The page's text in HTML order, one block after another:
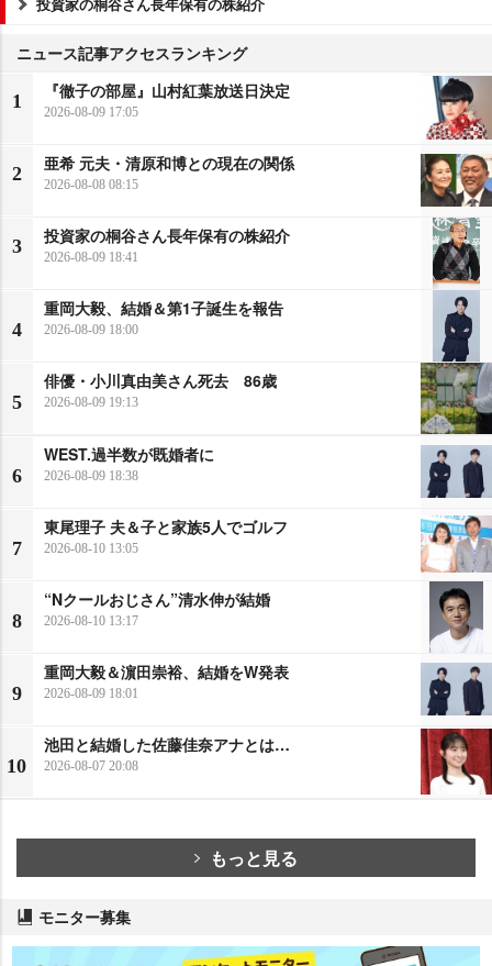
ニュース記事アクセスランキング
1
『徹子の部屋』山村紅葉放送日決定
2026-08-09 17:05
2
亜希 元夫・清原和博との現在の関係
2026-08-08 08:15
3
投資家の桐谷さん長年保有の株紹介
2026-08-09 18:41
4
重岡大毅、結婚＆第1子誕生を報告
2026-08-09 18:00
5
俳優・小川真由美さん死去 86歳
2026-08-09 19:13
6
WEST.過半数が既婚者に
2026-08-09 18:38
7
東尾理子 夫＆子と家族5人でゴルフ
2026-08-10 13:05
8
“Nクールおじさん”清水伸が結婚
2026-08-10 13:17
9
重岡大毅＆濵田崇裕、結婚をW発表
2026-08-09 18:01
10
池田と結婚した佐藤佳奈アナとは…
2026-08-07 20:08
もっと見る
モニター募集